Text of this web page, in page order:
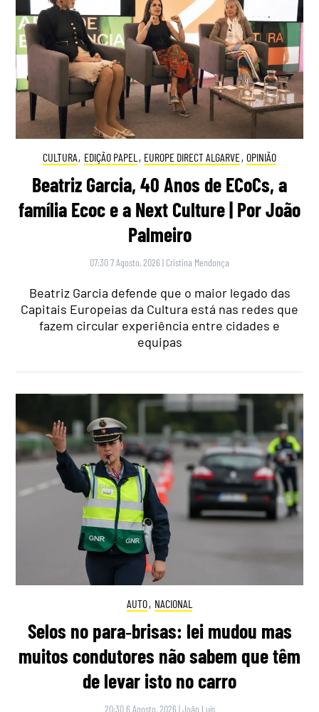
CULTURA, EDIÇÃO PAPEL , EUROPE DIRECT ALGARVE, OPINIÃO
Beatriz Garcia, 40 Anos de ECoCs, a
família Ecoc e a Next Culture | Por João
Palmeiro
07:30 7 Agosto, 2026 | Cristina Mendonça
Beatriz Garcia defende que o maior legado das
Capitais Europeias da Cultura está nas redes que
fazem circular experiência entre cidades e
equipas
AUTO, NACIONAL
Selos no para‑brisas: lei mudou mas
muitos condutores não sabem que têm
de levar isto no carro
20:30 6 Agosto, 2026 |João Luís